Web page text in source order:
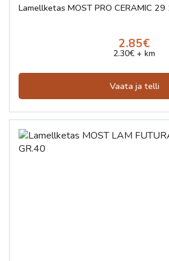
Lamellketas MOST PRO CERAMIC
2.85€
2.30€ + km
Vaata ja telli